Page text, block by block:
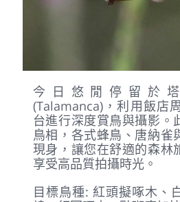
Day 5
2027/3/30(二) 塔拉
林
早餐：特色餐
午餐：特色餐
晚餐：特色餐
住宿
：Talamanca Nature